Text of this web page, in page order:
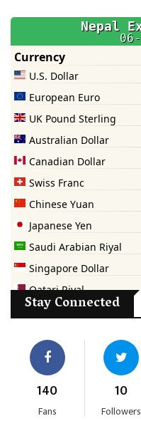
Stay Connected
140
Fans
10
Followers